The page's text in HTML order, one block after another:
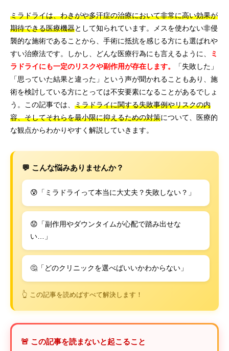
ミラドライは、わきがや多汗症の治療において非常に高い効果が
期待できる医療機器として知られています。メスを使わない非侵
襲的な施術であることから、手術に抵抗を感じる方にも選ばれや
すい治療法です。しかし、どんな医療行為にも言えるように、
ミ
ラドライにも一定のリスクや副作用が存在します。
「失敗した」
「思っていた結果と違った」という声が聞かれることもあり、施
術を検討している方にとっては不安要素になることがあるでしょ
う。この記事では、 ミラドライに関する失敗事例やリスクの内
容、そしてそれらを最小限に抑えるための対策について、医療的
な観点からわかりやすく解説していきます。
💬 こんな悩みありませんか？
😰「ミラドライって本当に大丈夫？失敗しない？」
😟「副作用やダウンタイムが心配で踏み出せな
い…」
🤔「どのクリニックを選べばいいかわからない」
👆 この記事を読めばすべて解決します！
🚨 この記事を読まないと起こること